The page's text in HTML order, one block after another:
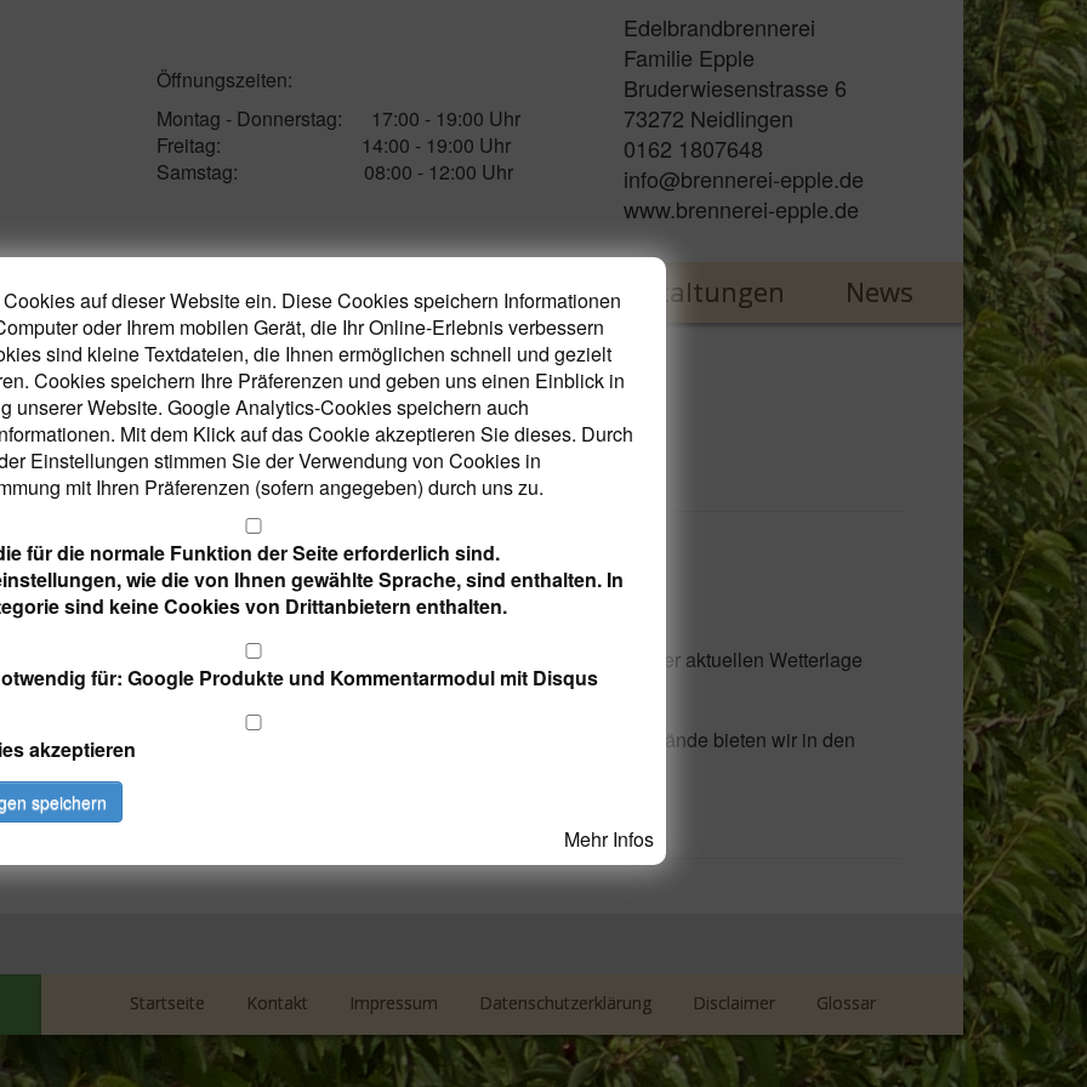
Öffnungszeiten:
Montag - Donnerstag: 17:00 - 19:00 Uhr
Freitag: 14:00 - 19:00 Uhr
Samstag: 08:00 - 12:00 Uhr
Edelbrandbrennerei
Familie Epple
Bruderwiesenstrasse 6
73272 Neidlingen
0162 1807648
info@brennerei-epple.de
www.brennerei-epple.de
Obstbau Brennerei Edelbrände Veranstaltungen News
unserer Arbeit.
mit großen Schritten auf die Mirabellen- und Williamsernte zu. Aufgrund der aktuellen Wetterlage
Genuss des Mirabellenwassers
kommen. Beide Brände bieten wir in den
Startseite Kontakt Impressum Datenschutzerklärung Disclaimer Glossar
auf dieser Website ein. Diese Cookies speichern Informationen
oder Ihrem mobilen Gerät, die Ihr Online-Erlebnis verbessern
sind kleine Textdateien, die Ihnen ermöglichen schnell und gezielt
Cookies speichern Ihre Präferenzen und geben uns einen Einblick in
unserer Website. Google Analytics-Cookies speichern auch
Mit dem Klick auf das Cookie akzeptieren Sie dieses. Durch
Einstellungen stimmen Sie der Verwendung von Cookies in
mit Ihren Präferenzen (sofern angegeben) durch uns zu.
für die normale Funktion der Seite erforderlich sind.
wie die von Ihnen gewählte Sprache, sind enthalten. In
sind keine Cookies von Drittanbietern enthalten.
für: Google Produkte und Kommentarmodul mit Disqus
akzeptieren
speichern
Mehr Infos